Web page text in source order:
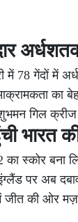
में 78 गेंदों में
का
गिल क्रीज
भारत
का स्कोर
पर अब
जीत की ओर